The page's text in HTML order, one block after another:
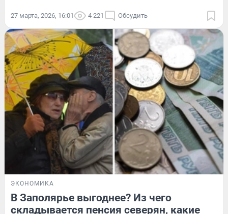
27 марта, 2026, 16:01 4 221 Обсудить
ЭКОНОМИКА
В Заполярье выгоднее? Из чего
складывается пенсия северян, какие